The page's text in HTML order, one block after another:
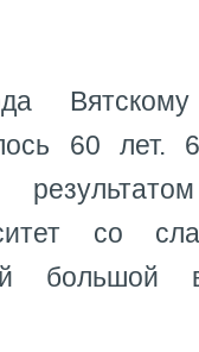
60 лет.
со
большой